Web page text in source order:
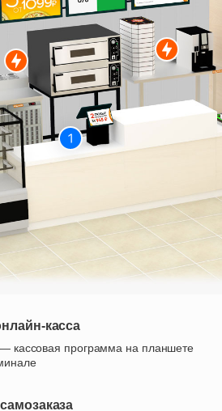
касса
кассовая программа на планшете